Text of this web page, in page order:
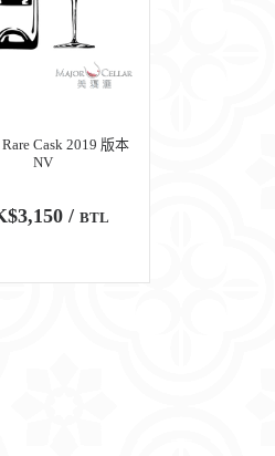
Cask 2019 版本
NV
/ BTL